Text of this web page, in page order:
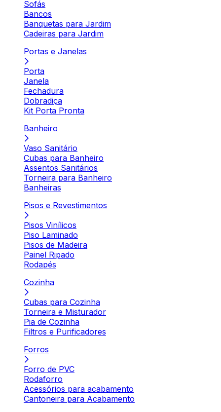
Sofás
Bancos
Banquetas para Jardim
Cadeiras para Jardim
Portas e Janelas
Porta
Janela
Fechadura
Dobradiça
Kit Porta Pronta
Banheiro
Vaso Sanitário
Cubas para Banheiro
Assentos Sanitários
Torneira para Banheiro
Banheiras
Pisos e Revestimentos
Pisos Vinílicos
Piso Laminado
Pisos de Madeira
Painel Ripado
Rodapés
Cozinha
Cubas para Cozinha
Torneira e Misturador
Pia de Cozinha
Filtros e Purificadores
Forros
Forro de PVC
Rodaforro
Acessórios para acabamento
Cantoneira para Acabamento